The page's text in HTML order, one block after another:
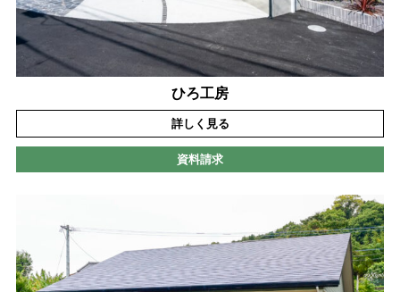
ひろ工房
詳しく見る
資料請求